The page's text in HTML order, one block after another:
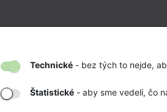
Technické - bez tých to nejde,
Štatistické - aby sme vedeli, čo
Zákazky na mieru
Partnerstvá a spolupráca